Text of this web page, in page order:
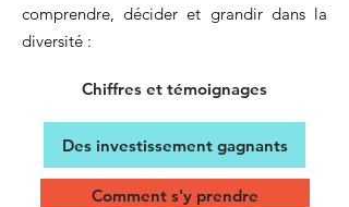
comprendre, décider et grandir dans la
diversité :
Chiffres et témoignages
Des investissement gagnants
Comment s'y prendre